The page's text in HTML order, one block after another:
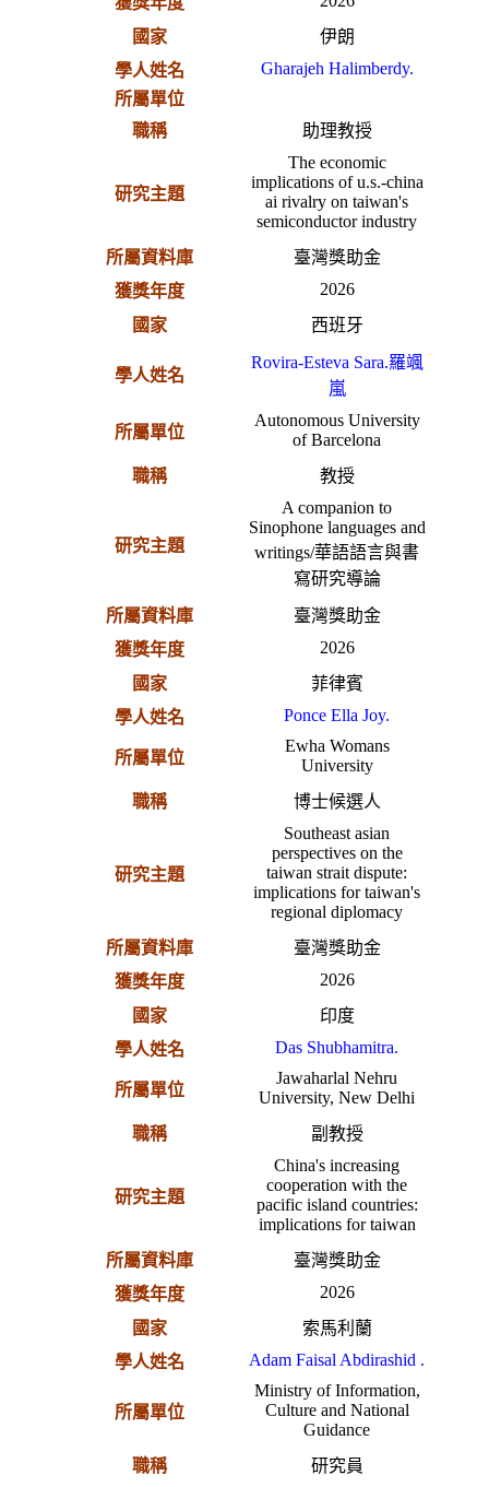
國家
伊朗
學人姓名
Gharajeh Halimberdy.
所屬單位
職稱
助理教授
研究主題
The economic
implications of u.s.-china
ai rivalry on taiwan's
semiconductor industry
所屬資料庫
臺灣獎助金
獲獎年度
2026
國家
西班牙
學人姓名
Rovira-Esteva Sara.羅颯
嵐
所屬單位
Autonomous University
of Barcelona
職稱
教授
研究主題
A companion to
Sinophone languages and
writings/華語語言與書
寫研究導論
所屬資料庫
臺灣獎助金
獲獎年度
2026
國家
菲律賓
學人姓名
Ponce Ella Joy.
所屬單位
Ewha Womans
University
職稱
博士候選人
研究主題
Southeast asian
perspectives on the
taiwan strait dispute:
implications for taiwan's
regional diplomacy
所屬資料庫
臺灣獎助金
獲獎年度
2026
國家
印度
學人姓名
Das Shubhamitra.
所屬單位
Jawaharlal Nehru
University, New Delhi
職稱
副教授
研究主題
China's increasing
cooperation with the
pacific island countries:
implications for taiwan
所屬資料庫
臺灣獎助金
獲獎年度
2026
國家
索馬利蘭
學人姓名
Adam Faisal Abdirashid .
所屬單位
Ministry of Information,
Culture and National
Guidance
職稱
研究員